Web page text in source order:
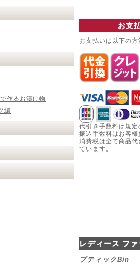
作るお漬け物
編
お支
お支払いは以下の
代引き手数料は規
振込手数料はお客
消費税は全て商品
ています。
レディース フ
ブティックBin